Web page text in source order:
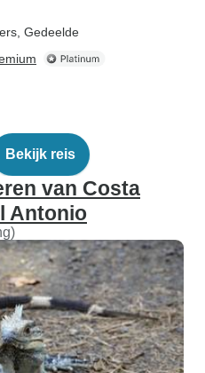
Gedeelde
Bekijk reis
van Costa
Antonio